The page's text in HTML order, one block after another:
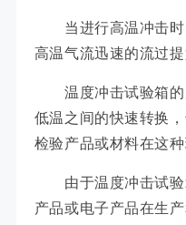
当进行高温冲击时
高温气流迅速的流过
温度冲击试验箱的
低温之间的快速转换
检验产品或材料在这
由于温度冲击试验
产品或电子产品在生